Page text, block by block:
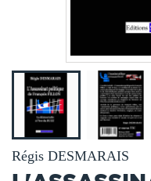
Régis DESMARAIS